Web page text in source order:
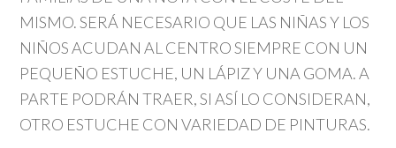
MISMO. SERÁ NECESARIO QUE LAS NIÑAS Y LOS
NIÑOS ACUDAN AL CENTRO SIEMPRE CON UN
PEQUEÑO ESTUCHE, UN LÁPIZ Y UNA GOMA. A
PARTE PODRÁN TRAER, SI ASÍ LO CONSIDERAN,
OTRO ESTUCHE CON VARIEDAD DE PINTURAS.